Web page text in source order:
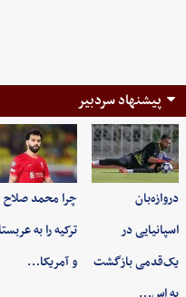
پیشنهاد سردبیر
دروازه‌بان
اسپانیایی در
یک‌قدمی بازگشت
چرا محمد صلاح
ترکیه را به
و آمریکا…